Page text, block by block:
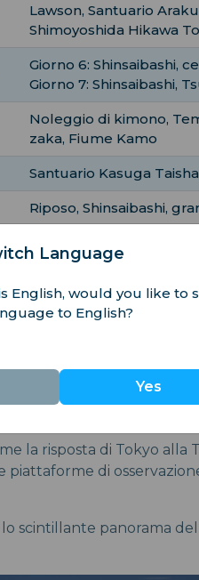
Lawson, Santuario
Shimoyoshida Hikawa
Giorno 6: Shinsaibashi,
Giorno 7: Shinsaibashi,
Noleggio di kimono,
zaka, Fiume Kamo
Santuario Kasuga
Riposo, Shinsaibashi,
a Tokyo
a Tokyo, una
Trascorri i tuoi primi
alcuni gioielli meno
furiosa e
la risposta di Tokyo alla
piattaforme di
scintillante panorama
Language
English, would you like to
to English?
Yes